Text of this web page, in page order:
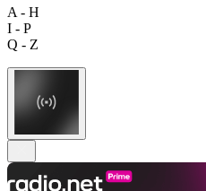
A - H
I - P
Q - Z